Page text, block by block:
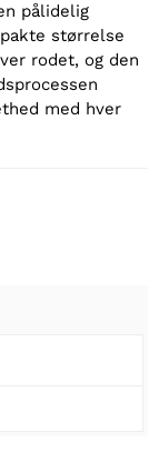
pålidelig
størrelse
rodet, og den
med hver